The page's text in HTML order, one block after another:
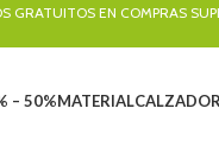
GRATUITOS EN COMPRAS
– 50%MATERIALCALZADO